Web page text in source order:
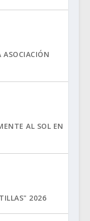
ASOCIACIÓN
AL SOL EN
2026